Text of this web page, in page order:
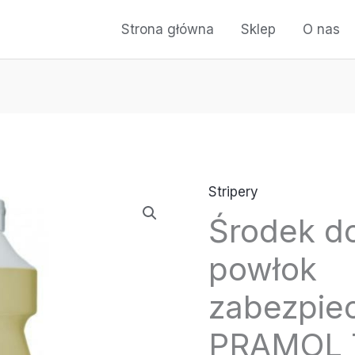
Strona główna Sklep O nas
Stripery
Środek
powłok
PRAMOL
ilość
Środek
do
usuwania
powłok
zabezpieczających